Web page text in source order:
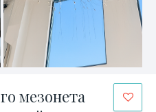
мезонета